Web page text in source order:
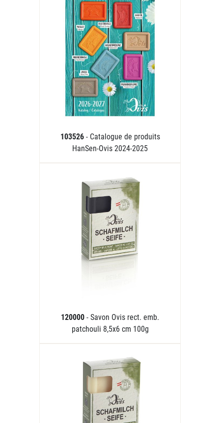
103526 - Catalogue de produits
HanSen-Ovis 2024-2025
120000 - Savon Ovis rect. emb.
patchouli 8,5x6 cm 100g